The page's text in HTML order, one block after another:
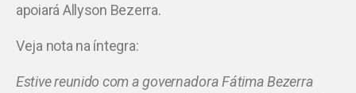
apoiará Allyson Bezerra.
Veja nota na íntegra:
Estive reunido com a governadora Fátima Bezerra